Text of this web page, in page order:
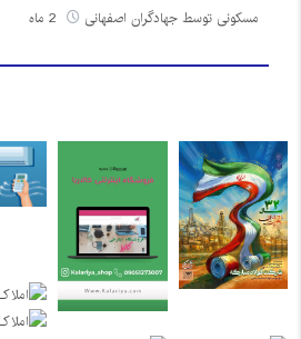
مسکونی توسط جهادگران اصفهانی